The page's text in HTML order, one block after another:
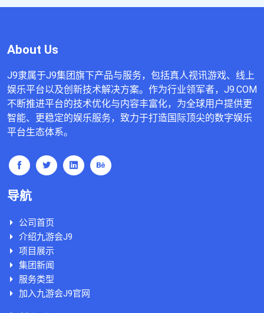
About Us
J9隶属于J9集团旗下产品与服务，包括真人视讯游戏、线上
娱乐平台以及创新技术解决方案。作为行业领军者，J9.COM
不断推进平台的技术优化与内容丰富化，为全球用户提供更
智能、更稳定的娱乐服务，致力于打造国际顶尖的数字娱乐
平台生态体系。
导航
公司首页
介绍九游会J9
项目展示
集团新闻
服务类型
加入九游会J9官网